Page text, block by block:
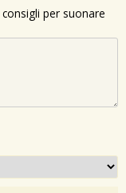
per suonare